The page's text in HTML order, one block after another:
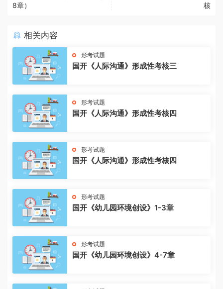
8章）
核
相关内容
形考试题
国开《人际沟通》形成性考核三
形考试题
国开《人际沟通》形成性考核四
形考试题
国开《人际沟通》形成性考核四
形考试题
国开《幼儿园环境创设》1-3章
形考试题
国开《幼儿园环境创设》4-7章